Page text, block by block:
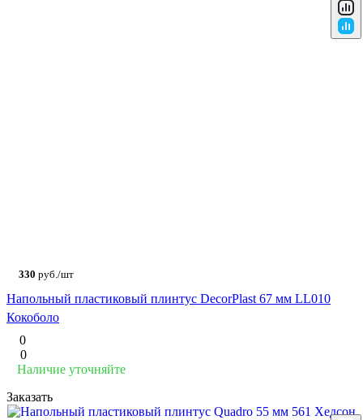
330 руб./шт
Напольный пластиковый плинтус DecorPlast 67 мм LL010
Кокоболо
0
0
Наличие уточняйте
Заказать